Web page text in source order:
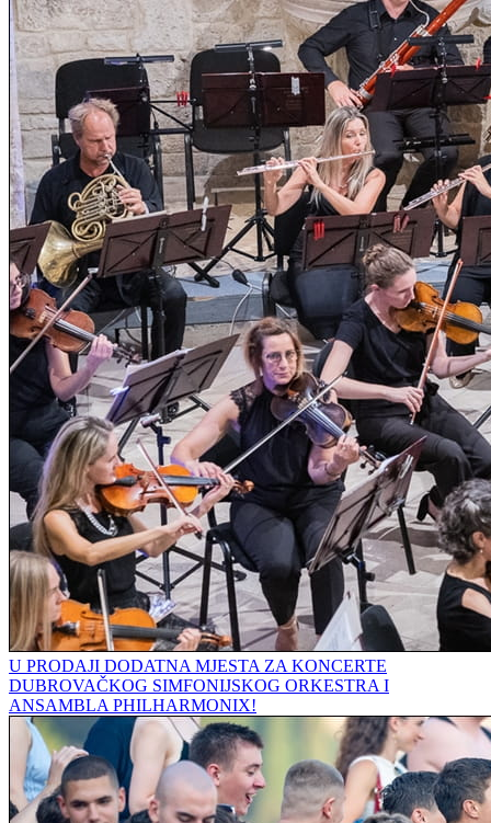
U PRODAJI DODATNA MJESTA ZA KONCERTE
DUBROVAČKOG SIMFONIJSKOG ORKESTRA I
ANSAMBLA PHILHARMONIX!